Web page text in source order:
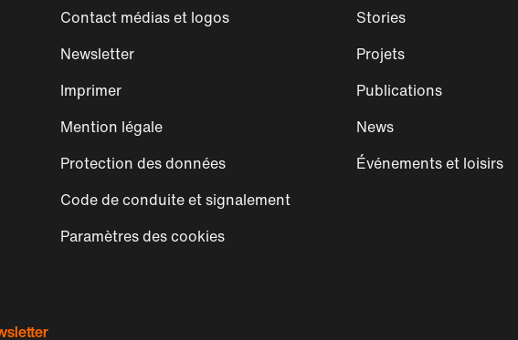
Contact médias et logos
Newsletter
Imprimer
Mention légale
Protection des données
Code de conduite et signalement
Paramètres des cookies
Stories
Projets
Publications
News
Événements et loisirs